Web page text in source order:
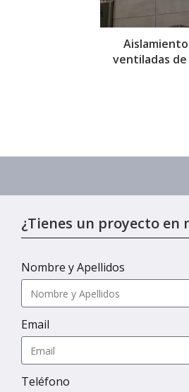
ventiladas
¿Tienes un proyecto en
Nombre y Apellidos
Email
Teléfono